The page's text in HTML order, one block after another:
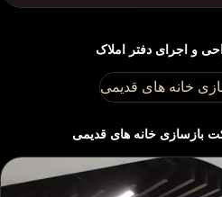
بازسازی خانه های قدیمی